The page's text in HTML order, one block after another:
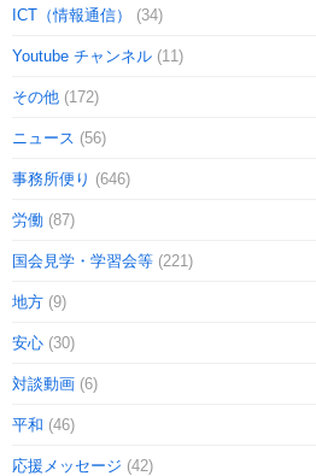
ICT（情報通信） (34)
Youtube チャンネル (11)
その他 (172)
ニュース (56)
事務所便り (646)
労働 (87)
国会見学・学習会等 (221)
地方 (9)
安心 (30)
対談動画 (6)
平和 (46)
応援メッセージ (42)